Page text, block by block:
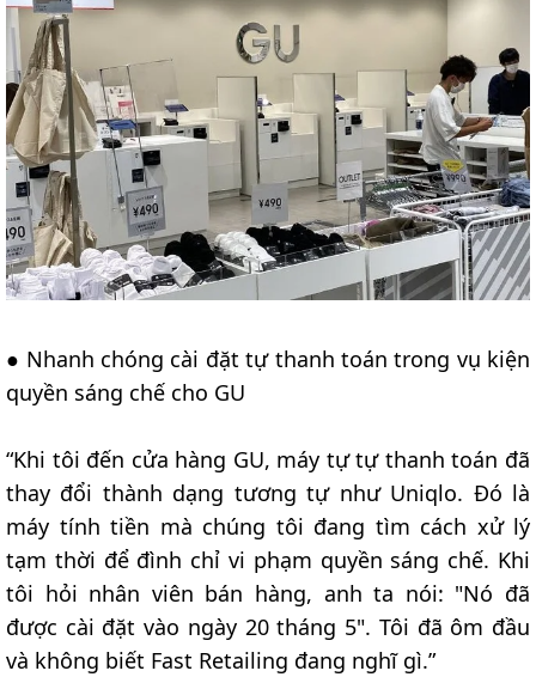
● Nhanh chóng cài đặt tự thanh toán trong vụ kiện
quyền sáng chế cho GU
“Khi tôi đến cửa hàng GU, máy tự tự thanh toán đã
thay đổi thành dạng tương tự như Uniqlo. Đó là
máy tính tiền mà chúng tôi đang tìm cách xử lý
tạm thời để đình chỉ vi phạm quyền sáng chế. Khi
tôi hỏi nhân viên bán hàng, anh ta nói: "Nó đã
được cài đặt vào ngày 20 tháng 5". Tôi đã ôm đầu
và không biết Fast Retailing đang nghĩ gì.”